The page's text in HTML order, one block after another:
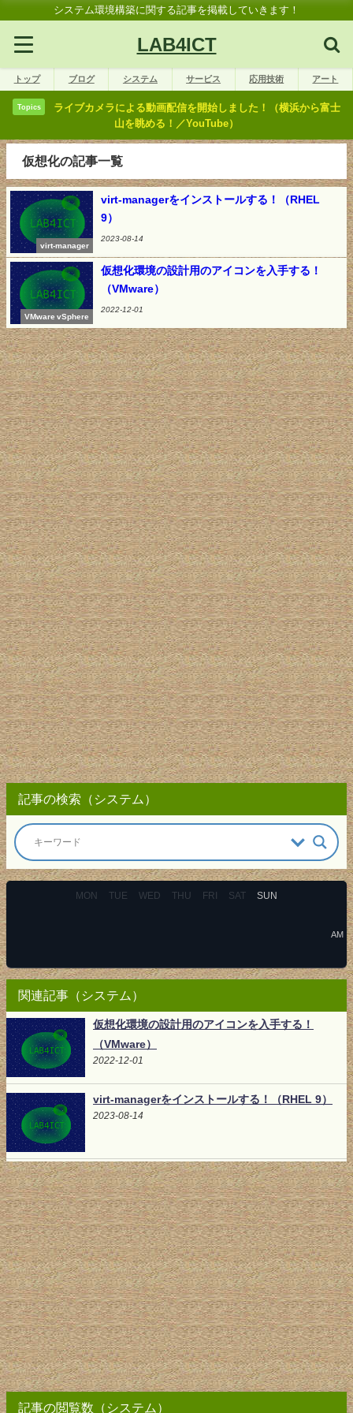
システム環境構築に関する記事を掲載していきます！
LAB4ICT
トップ ブログ システム サービス 応用技術 アート
Topics
ライブカメラによる動画配信を開始しました！（横浜から富士
山を眺める！／YouTube）
仮想化の記事一覧
virt-manager
virt-managerをインストールする！（RHEL
9）
2023-08-14
VMware vSphere
仮想化環境の設計用のアイコンを入手する！
（VMware）
2022-12-01
記事の検索（システム）
MON TUE WED THU FRI SAT SUN
AM
関連記事（システム）
仮想化環境の設計用のアイコンを入手する！
（VMware）
2022-12-01
virt-managerをインストールする！（RHEL 9）
2023-08-14
記事の閲覧数（システム）